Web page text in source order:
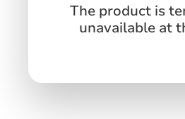
The product is
unavailable at